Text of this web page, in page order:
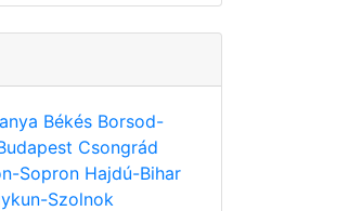
Békés Borsod-
Csongrád
Sopron Hajdú-Bihar
Szolnok